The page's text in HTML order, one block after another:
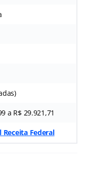
a R$ 29.921,71
Receita Federal